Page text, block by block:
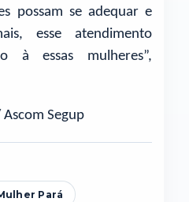
possam se adequar e
esse atendimento
à essas mulheres”,
Segup
Pará